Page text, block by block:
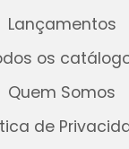
Lançamentos
os
Quem Somos
de